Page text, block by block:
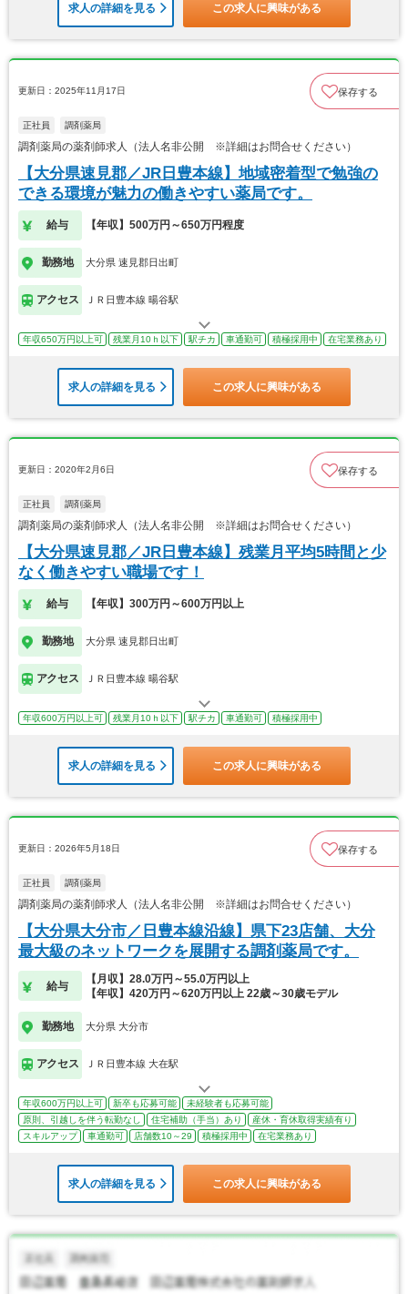
求人の詳細を見る この求人に興味がある
更新日：2025年11月17日 保存する
正社員 調剤薬局
調剤薬局の薬剤師求人（法人名非公開 ※詳細はお問合せください）
【大分県速見郡／JR日豊本線】地域密着型で勉強の
できる環境が魅力の働きやすい薬局です。
給与 【年収】500万円～650万円程度
勤務地 大分県 速見郡日出町
アクセス ＪＲ日豊本線 暘谷駅
年収650万円以上可 残業月10ｈ以下 駅チカ 車通勤可 積極採用中 在宅業務あり
求人の詳細を見る この求人に興味がある
更新日：2020年2月6日 保存する
正社員 調剤薬局
調剤薬局の薬剤師求人（法人名非公開 ※詳細はお問合せください）
【大分県速見郡／JR日豊本線】残業月平均5時間と少
なく働きやすい職場です！
給与 【年収】300万円～600万円以上
勤務地 大分県 速見郡日出町
アクセス ＪＲ日豊本線 暘谷駅
年収600万円以上可 残業月10ｈ以下 駅チカ 車通勤可 積極採用中
求人の詳細を見る この求人に興味がある
更新日：2026年5月18日 保存する
正社員 調剤薬局
調剤薬局の薬剤師求人（法人名非公開 ※詳細はお問合せください）
【大分県大分市／日豊本線沿線】県下23店舗、大分
最大級のネットワークを展開する調剤薬局です。
給与
【月収】28.0万円～55.0万円以上
【年収】420万円～620万円以上 22歳～30歳モデル
勤務地 大分県 大分市
アクセス ＪＲ日豊本線 大在駅
年収600万円以上可 新卒も応募可能
未経験者も応募可能
原則、引越しを伴う転勤なし
住宅補助（手当）あり
産休・育休取得実績有り
スキルアップ
車通勤可 店舗数10～29 積極採用中 在宅業務あり
求人の詳細を見る この求人に興味がある